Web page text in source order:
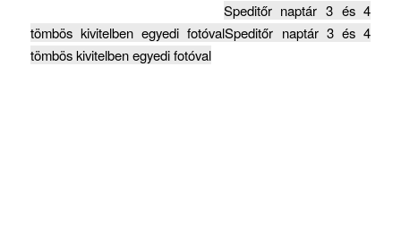
Speditőr naptár 3 és 4
tömbös kivitelben egyedi fotóvalSpeditőr naptár 3 és 4
tömbös kivitelben egyedi fotóval